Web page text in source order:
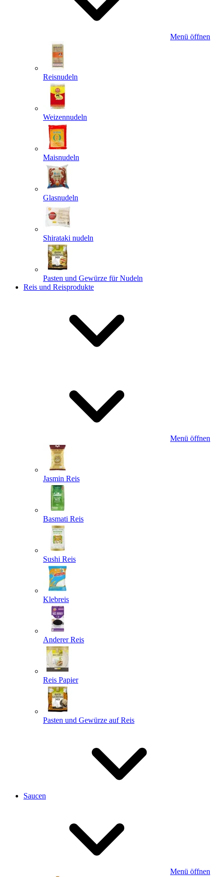
Menü öffnen
Reisnudeln
Weizennudeln
Maisnudeln
Glasnudeln
Shirataki nudeln
Pasten und Gewürze für Nudeln
Reis und Reisprodukte
Menü öffnen
Jasmin Reis
Basmati Reis
Sushi Reis
Klebreis
Anderer Reis
Reis Papier
Pasten und Gewürze auf Reis
Saucen
Menü öffnen